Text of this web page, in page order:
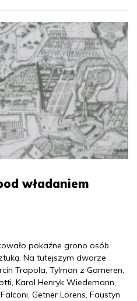
władaniem
pokaźne grono osób
Na tutejszym dworze
Trapola, Tylman z Gameren,
Karol Henryk Wiedemann,
Getner Lorens, Faustyn